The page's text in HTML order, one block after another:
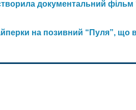
документальний фільм
на позивний “Пуля”, що